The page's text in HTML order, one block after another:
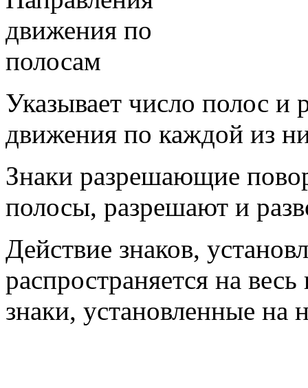
Указывает число полос и
движения по каждой из
Знаки разрешающие
полосы, разрешают и
Действие знаков,
распространяется на
знаки, установленные